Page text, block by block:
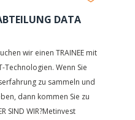
DATA
wir einen TRAINEE mit
Technologien. Wenn Sie
zu sammeln und
dann kommen Sie zu
SIND WIR?Metinvest